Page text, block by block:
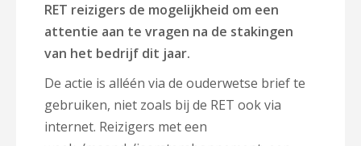
RET reizigers de mogelijkheid om een
attentie aan te vragen na de stakingen
van het bedrijf dit jaar.
De actie is alléén via de ouderwetse brief te
gebruiken, niet zoals bij de RET ook via
internet. Reizigers met een